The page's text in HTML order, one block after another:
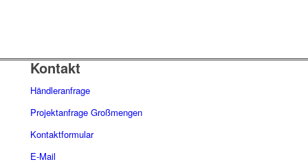
Kontakt
Händleranfrage
Projektanfrage Großmengen
Kontaktformular
E-Mail